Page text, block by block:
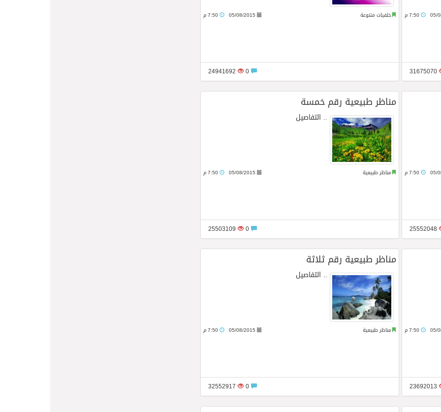
خلفيات متنوعة 05/08/2015
24941692
05/ 7:50 م
31675070
مناظر طبيعية رقم خمسة
.. التفاصيل
مناظر طبيعية 05/08/2015
25503109
05/ 7:50 م
25552048
مناظر طبيعية رقم ثلاثة
.. التفاصيل
مناظر طبيعية 05/08/2015
32552917
05/ 7:50 م
23692013